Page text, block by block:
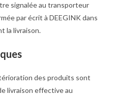
signalée au transporteur
par écrit à DEEGINK dans
la livraison.
des produits sont
livraison effective au